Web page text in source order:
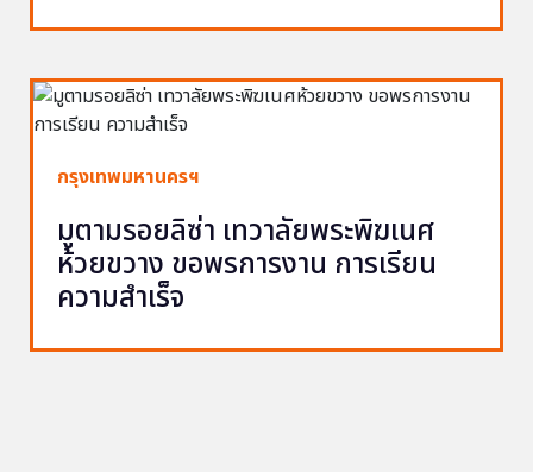
กรุงเทพมหานครฯ
มูตามรอยลิซ่า เทวาลัยพระพิฆเนศ
ห้วยขวาง ขอพรการงาน การเรียน
ความสำเร็จ